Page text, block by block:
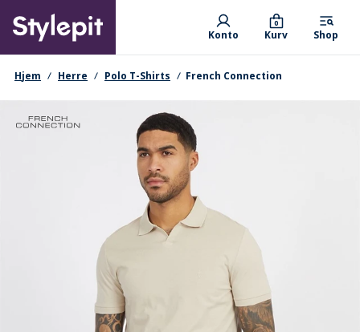
main
content
Primary departments
Konto Kurv
0
Shop
navigationssti
Hjem Herre Polo T-Shirts French Connection